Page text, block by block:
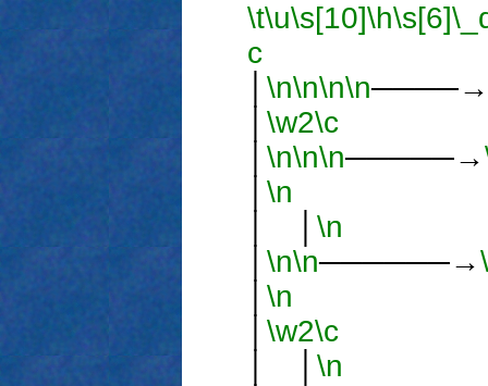
\t\u\s[10]\h\s[6]
c
\n\n\n\n────→
\w2\c
\n\n\n─────→
\n
\n
\n\n──────→
\n
\w2\c│
\n